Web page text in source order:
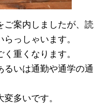
ご案内しましたが、読
っしゃいます。
重くなります。
るいは通勤や通学の通
多いです。